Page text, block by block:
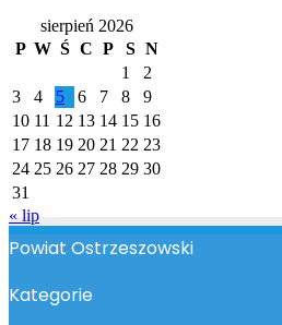
sierpień 2026
P W Ś C P S N
1
2
3
4 5 6 7 8
9
10 11 12 13 14 15 16
17 18 19 20 21 22 23
24 25 26 27 28 29 30
31
« lip
Powiat Ostrzeszowski
Kategorie